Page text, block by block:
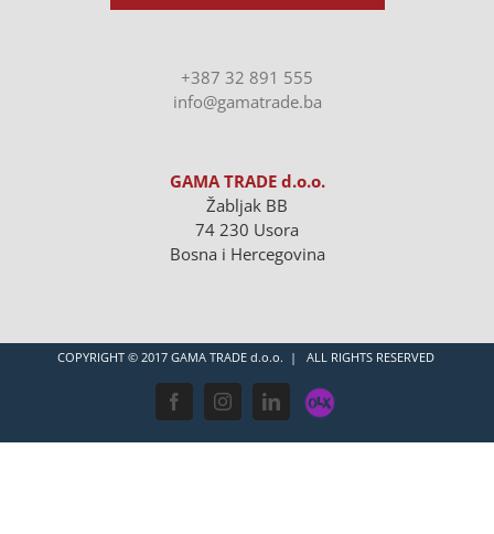
+387 32 891 555
info@gamatrade.ba
GAMA TRADE d.o.o.
Žabljak BB
74 230 Usora
Bosna i Hercegovina
COPYRIGHT © 2017 GAMA TRADE d.o.o. | ALL RIGHTS RESERVED
FacebookInstagramLinkedIn
OLX